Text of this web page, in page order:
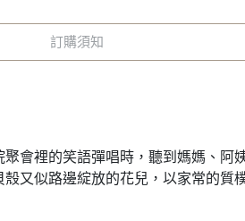
訂購須知
會裡的笑語彈唱時，聽到媽媽、阿
又似路邊綻放的花兒，以家常的質